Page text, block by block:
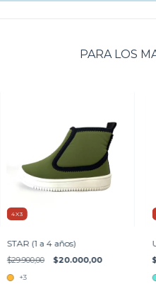
PARA LOS
4X3
STAR (1 a 4 años)
$29.900,00 $20.000,00
+3